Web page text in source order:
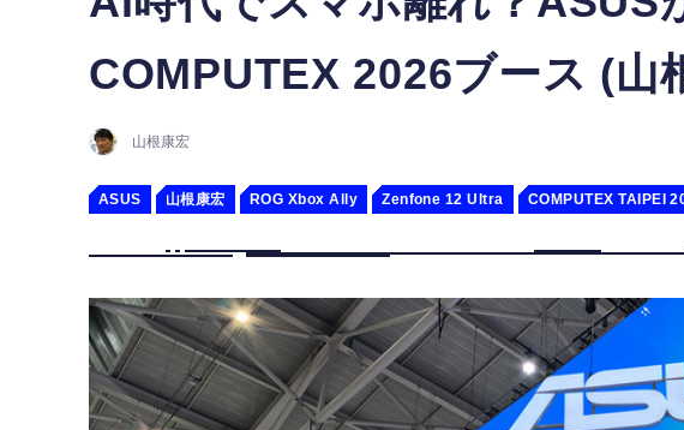
COMPUTEX 2026ブース (山
山根康宏
ASUS 山根康宏 ROG Xbox Ally Zenfone 12 Ultra COMPUTEX TAIPEI